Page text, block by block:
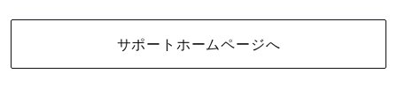
サポートホームページへ